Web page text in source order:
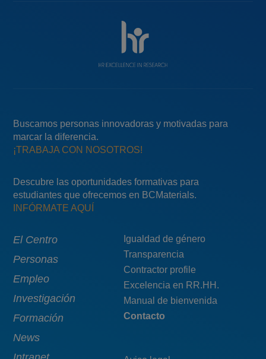
Buscamos personas innovadoras y motivadas para
marcar la diferencia.
¡TRABAJA CON NOSOTROS!
Descubre las oportunidades formativas para
estudiantes que ofrecemos en BCMaterials.
INFÓRMATE AQUÍ
Main
navigation
El Centro
Personas
Empleo
Investigación
Formación
News
Menú
pie
top
Igualdad de género
Transparencia
Contractor profile
Excelencia en RR.HH.
Manual de bienvenida
Contacto